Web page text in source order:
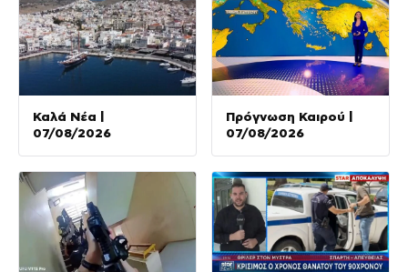
Καλά Νέα |
07/08/2026
Πρόγνωση Καιρού |
07/08/2026